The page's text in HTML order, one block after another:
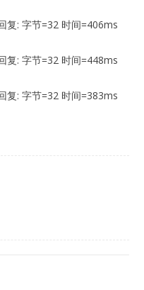
复: 字节=32 时间=406ms
复: 字节=32 时间=448ms
复: 字节=32 时间=383ms